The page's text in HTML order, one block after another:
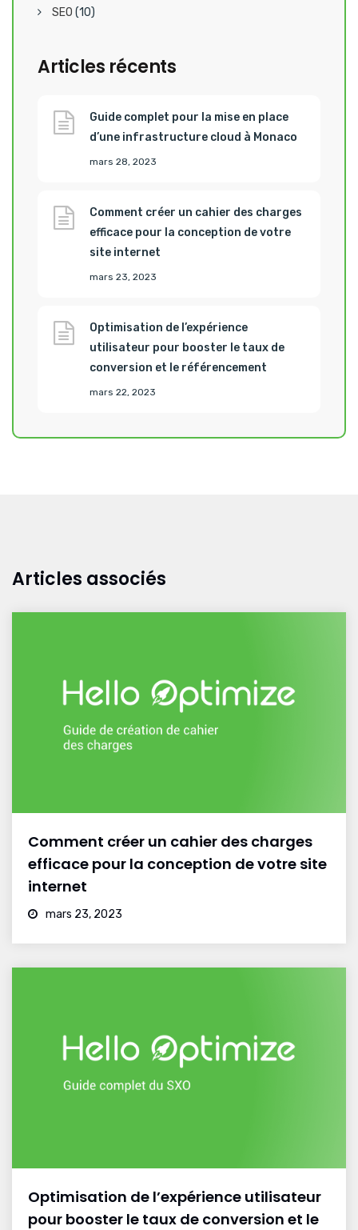
SEO (10)
Articles récents
Guide complet pour la mise en place
d’une infrastructure cloud à Monaco
mars 28, 2023
Comment créer un cahier des charges
efficace pour la conception de votre
site internet
mars 23, 2023
Optimisation de l’expérience
utilisateur pour booster le taux de
conversion et le référencement
mars 22, 2023
Articles associés
Comment créer un cahier des charges
efficace pour la conception de votre site
internet
mars 23, 2023
Optimisation de l’expérience utilisateur
pour booster le taux de conversion et le